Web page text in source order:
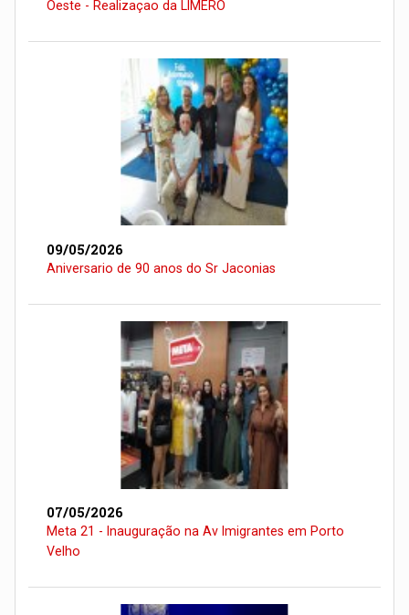
Oeste - Realizaçao da LIMERO
09/05/2026
Aniversario de 90 anos do Sr Jaconias
07/05/2026
Meta 21 - Inauguração na Av Imigrantes em Porto
Velho